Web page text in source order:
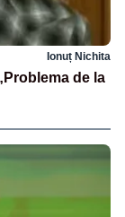
Ionuț Nichita
de la